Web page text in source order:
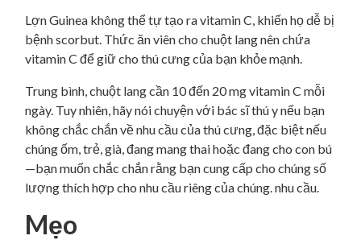
Lợn Guinea không thể tự tạo ra vitamin C, khiến họ dễ bị
bệnh scorbut. Thức ăn viên cho chuột lang nên chứa
vitamin C để giữ cho thú cưng của bạn khỏe mạnh.
Trung bình, chuột lang cần 10 đến 20 mg vitamin C mỗi
ngày. Tuy nhiên, hãy nói chuyện với bác sĩ thú y nếu bạn
không chắc chắn về nhu cầu của thú cưng, đặc biệt nếu
chúng ốm, trẻ, già, đang mang thai hoặc đang cho con bú
—bạn muốn chắc chắn rằng bạn cung cấp cho chúng số
lượng thích hợp cho nhu cầu riêng của chúng. nhu cầu.
Mẹo